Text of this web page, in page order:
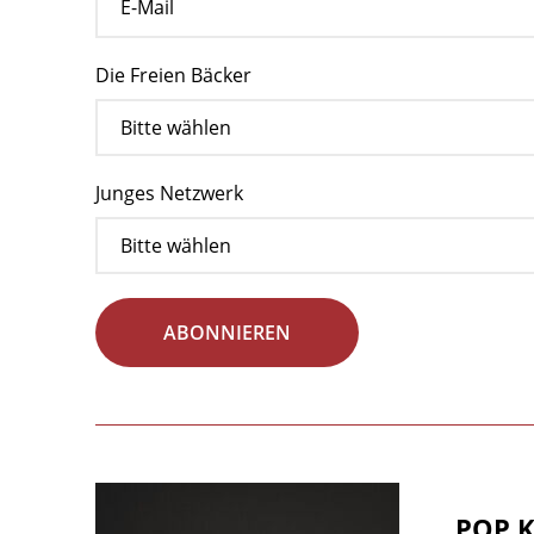
Die Freien Bäcker
Junges Netzwerk
ABONNIEREN